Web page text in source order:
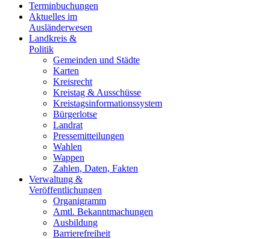
Terminbuchungen
Aktuelles im
Ausländerwesen
Landkreis &
Politik
Gemeinden und Städte
Karten
Kreisrecht
Kreistag & Ausschüsse
Kreistagsinformationssystem
Bürgerlotse
Landrat
Pressemitteilungen
Wahlen
Wappen
Zahlen, Daten, Fakten
Verwaltung &
Veröffentlichungen
Organigramm
Amtl. Bekanntmachungen
Ausbildung
Barrierefreiheit